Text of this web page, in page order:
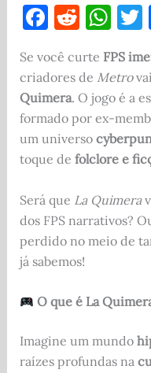
F
a
c
e
b
o
o
k
R
d
di
t
W
at
s
A
p
p
Se você curte FPS
criadores de Metro
Quimera. O jogo é a
formado por ex-
um universo
toque de folclore e
Será que La Quimera
dos FPS narrativos?
perdido no meio de
já sabemos!
O que é La
Imagine um mundo
raízes profundas na